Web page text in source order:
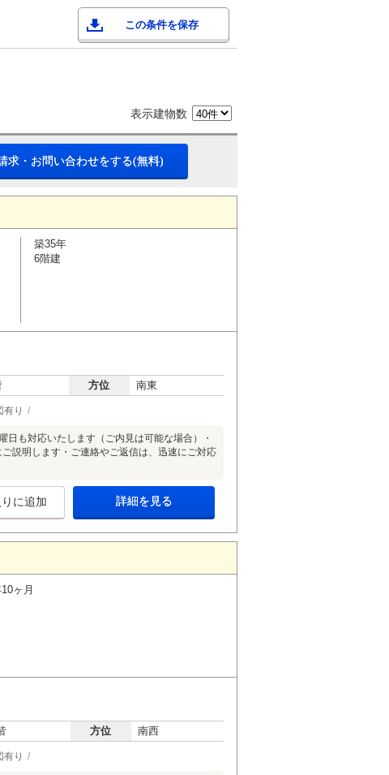
この条件を保存
表示建物数
求・お問い合わせをする(無料)
築35年
6階建
方位 南東
有り
も対応いたします（ご内見は可能な場合）・
説明します・ご連絡やご返信は、迅速にご対応
に追加 詳細を見る
ヶ月
方位 南西
有り